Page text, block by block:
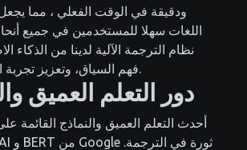
ودقيقة في الوقت الفعلي ، مما
اللغات سهلا للمستخدمين في جميع
نظام الترجمة الآلية لدينا من الذكاء
دور التعلم العميق
أحدث التعلم العميق والنماذج القائمة